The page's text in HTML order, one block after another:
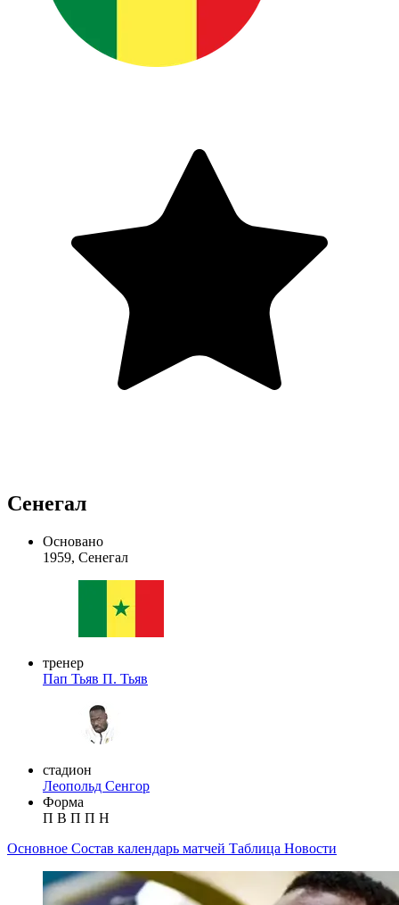
Сенегал
Основано
1959, Сенегал
тренер
Пап Тьяв П. Тьяв
стадион
Леопольд Сенгор
Форма
П В П П Н
Основное Состав календарь матчей Таблица Новости